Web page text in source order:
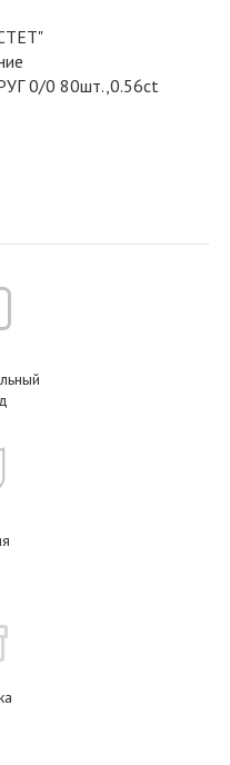
0/0 80шт.,0.56ct